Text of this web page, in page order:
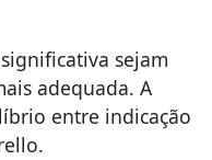
sejam
adequada. A
entre indicação